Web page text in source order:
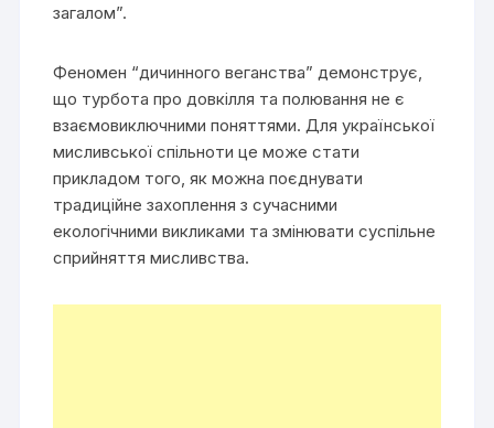
загалом”.
Феномен “дичинного веганства” демонструє,
що турбота про довкілля та полювання не є
взаємовиключними поняттями. Для української
мисливської спільноти це може стати
прикладом того, як можна поєднувати
традиційне захоплення з сучасними
екологічними викликами та змінювати суспільне
сприйняття мисливства.